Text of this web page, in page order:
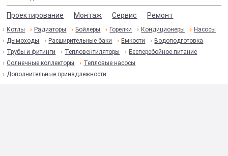
Проектирование Монтаж Сервис Ремонт
Котлы Радиаторы Бойлеры Горелки Кондиционеры
Насосы
Дымоходы
Расширительные баки Емкости
Водоподготовка
Трубы и фитинги
Тепловентиляторы
Бесперебойное питание
Солнечные коллекторы
Тепловые насосы
Дополнительные принадлежности